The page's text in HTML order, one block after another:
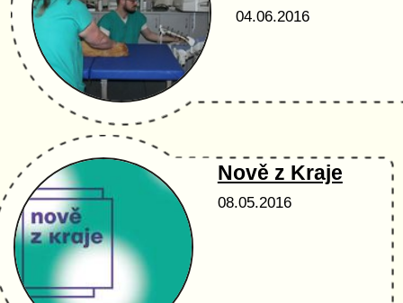
04.06.2016
Nově z Kraje
08.05.2016